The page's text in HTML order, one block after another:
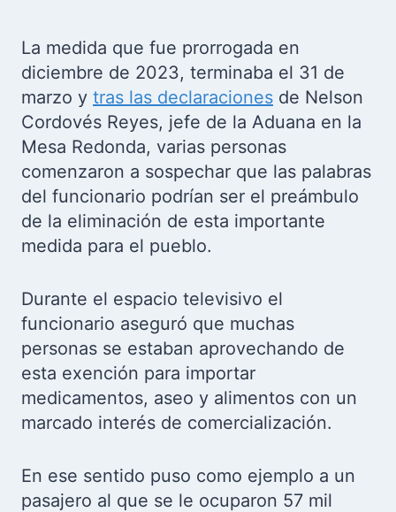
La medida que fue prorrogada en
diciembre de 2023, terminaba el 31 de
marzo y tras las declaraciones de Nelson
Cordovés Reyes, jefe de la Aduana en la
Mesa Redonda, varias personas
comenzaron a sospechar que las palabras
del funcionario podrían ser el preámbulo
de la eliminación de esta importante
medida para el pueblo.
Durante el espacio televisivo el
funcionario aseguró que muchas
personas se estaban aprovechando de
esta exención para importar
medicamentos, aseo y alimentos con un
marcado interés de comercialización.
En ese sentido puso como ejemplo a un
pasajero al que se le ocuparon 57 mil